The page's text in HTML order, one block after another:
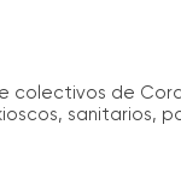
colectivos de
sanitarios,